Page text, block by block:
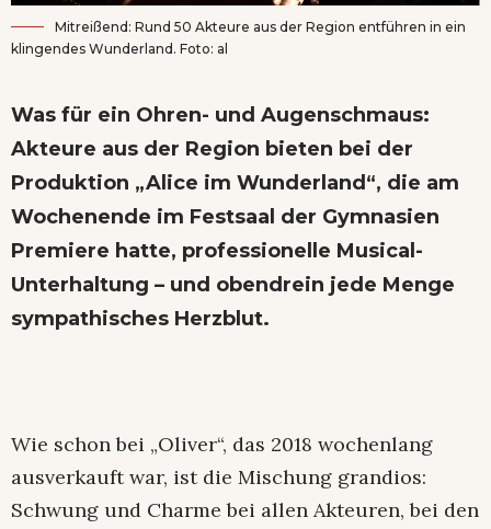
Mitreißend: Rund 50 Akteure aus der Region entführen in ein
klingendes Wunderland. Foto: al
Was für ein Ohren- und Augenschmaus:
Akteure aus der Region bieten bei der
Produktion „Alice im Wunderland“, die am
Wochenende im Festsaal der Gymnasien
Premiere hatte, professionelle Musical-
Unterhaltung – und obendrein jede Menge
sympathisches Herzblut.
Wie schon bei „Oliver“, das 2018 wochenlang
ausverkauft war, ist die Mischung grandios:
Schwung und Charme bei allen Akteuren, bei den